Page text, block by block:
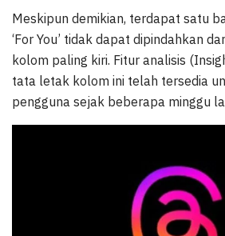
Meskipun demikian, terdapat satu
‘For You’ tidak dapat dipindahkan
kolom paling kiri. Fitur analisis
tata letak kolom ini telah tersedia
pengguna sejak beberapa minggu